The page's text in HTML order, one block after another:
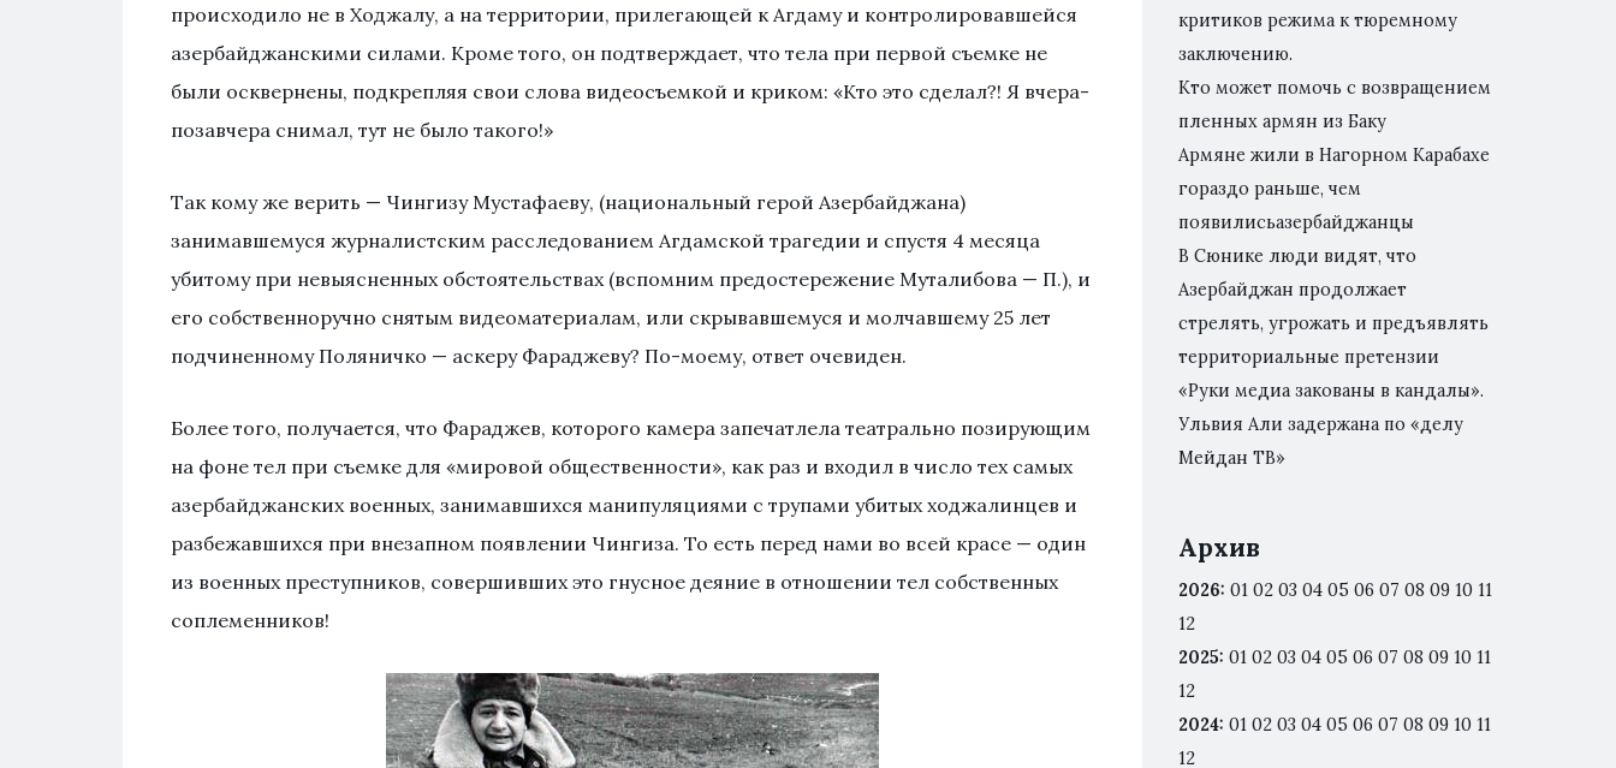
происходило не в Ходжалу, а на территории, прилегающей к Агдаму и контролировавшейся
азербайджанскими силами. Кроме того, он подтверждает, что тела при первой съемке не
были осквернены, подкрепляя свои слова видеосъемкой и криком: «Кто это сделал?! Я вчера-
позавчера снимал, тут не было такого!»
Так кому же верить — Чингизу Мустафаеву, (национальный герой Азербайджана)
занимавшемуся журналистским расследованием Агдамской трагедии и спустя 4 месяца
убитому при невыясненных обстоятельствах (вспомним предостережение Муталибова — П.), и
его собственноручно снятым видеоматериалам, или скрывавшемуся и молчавшему 25 лет
подчиненному Поляничко — аскеру Фараджеву? По-моему, ответ очевиден.
Более того, получается, что Фараджев, которого камера запечатлела театрально позирующим
на фоне тел при съемке для «мировой общественности», как раз и входил в число тех самых
азербайджанских военных, занимавшихся манипуляциями с трупами убитых ходжалинцев и
разбежавшихся при внезапном появлении Чингиза. То есть перед нами во всей красе — один
из военных преступников, совершивших это гнусное деяние в отношении тел собственных
соплеменников!
критиков режима к тюремному
заключению.
Кто может помочь с возвращением
пленных армян из Баку
Армяне жили в Нагорном Карабахе
гораздо раньше, чем
появилисьазербайджанцы
В Сюнике люди видят, что
Азербайджан продолжает
стрелять, угрожать и предъявлять
территориальные претензии
«Руки медиа закованы в кандалы».
Ульвия Али задержана по «делу
Мейдан ТВ»
Архив
2026: 01 02 03 04 05 06 07 08 09 10 11
12
2025: 01 02 03 04 05 06 07 08 09 10 11
12
2024: 01 02 03 04 05 06 07 08 09 10 11
12